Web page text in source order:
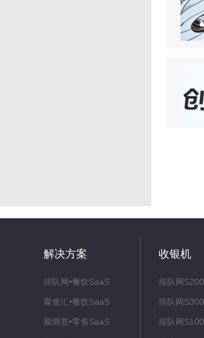
解决方案
排队网•餐饮SaaS
聚食汇•餐饮SaaS
聚商荟•零售SaaS
收银机
排队网S200
排队网S300
排队网S100